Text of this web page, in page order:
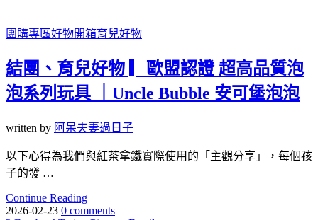
團購專區好物開箱育兒好物
結團、育兒好物 ▎歐盟認證 超高品質泡
泡系列玩具 ｜Uncle Bubble 安可堡泡泡
written by 阿呆夫妻過日子
以下心得為我們與紅茶拿鐵實際使用的「主觀分享」，每個孩
子的發 …
Continue Reading
2026-02-23 0 comments